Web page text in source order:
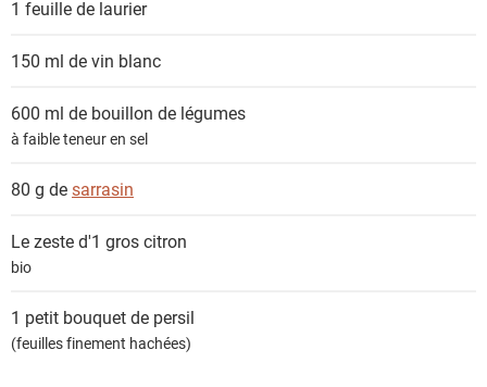
1 feuille de laurier
150 ml devin blanc
600 ml de bouillon de légumes
à faible teneur en sel
80 g desarrasin
Le zeste d'1 groscitron
bio
1 petit bouquet de persil
(feuilles finement hachées)